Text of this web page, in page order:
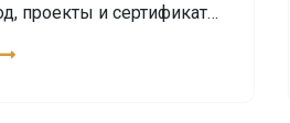
проекты и сертификаты
а не препятствием.